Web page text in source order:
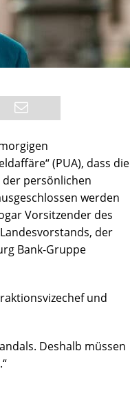
(PUA), dass die
der persönlichen
werden
Vorsitzender des
der
Bank-Gruppe
und
Deshalb müssen